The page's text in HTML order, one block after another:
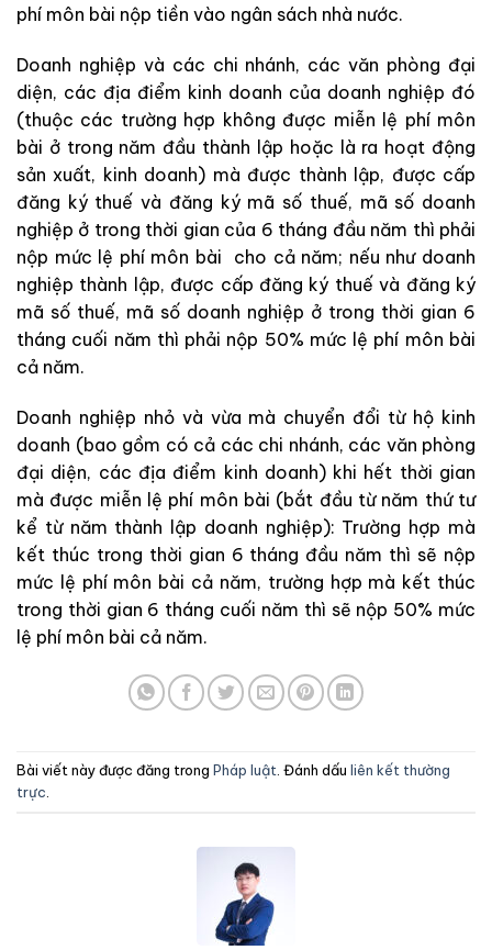
phí môn bài nộp tiền vào ngân sách nhà nước.
Doanh nghiệp và các chi nhánh, các văn phòng đại
diện, các địa điểm kinh doanh của doanh nghiệp đó
(thuộc các trường hợp không được miễn lệ phí môn
bài ở trong năm đầu thành lập hoặc là ra hoạt động
sản xuất, kinh doanh) mà được thành lập, được cấp
đăng ký thuế và đăng ký mã số thuế, mã số doanh
nghiệp ở trong thời gian của 6 tháng đầu năm thì phải
nộp mức lệ phí môn bài
cho cả năm; nếu như doanh
nghiệp thành lập, được cấp đăng ký thuế và đăng ký
mã số thuế, mã số doanh nghiệp ở trong thời gian 6
tháng cuối năm thì phải nộp 50% mức lệ phí môn bài
cả năm.
Doanh nghiệp nhỏ và vừa mà chuyển đổi từ hộ kinh
doanh (bao gồm có cả các chi nhánh, các văn phòng
đại diện, các địa điểm kinh doanh) khi hết thời gian
mà được miễn lệ phí môn bài (bắt đầu từ năm thứ tư
kể từ năm thành lập doanh nghiệp): Trường hợp mà
kết thúc trong thời gian 6 tháng đầu năm thì sẽ nộp
mức lệ phí môn bài cả năm, trường hợp mà kết thúc
trong thời gian 6 tháng cuối năm thì sẽ nộp 50% mức
lệ phí môn bài cả năm.
Bài viết này được đăng trong Pháp luật . Đánh dấu liên kết thường
trực